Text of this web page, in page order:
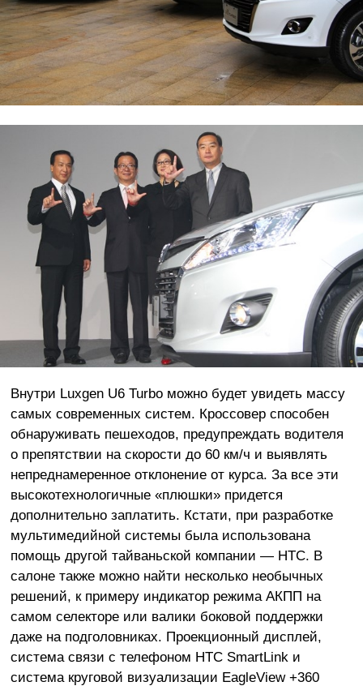
Внутри Luxgen U6 Turbo можно будет увидеть массу
самых современных систем. Кроссовер способен
обнаруживать пешеходов, предупреждать водителя
о препятствии на скорости до 60 км/ч и выявлять
непреднамеренное отклонение от курса. За все эти
высокотехнологичные «плюшки» придется
дополнительно заплатить. Кстати, при разработке
мультимедийной системы была использована
помощь другой тайваньской компании — HTC. В
салоне также можно найти несколько необычных
решений, к примеру индикатор режима АКПП на
самом селекторе или валики боковой поддержки
даже на подголовниках. Проекционный дисплей,
система связи с телефоном HTC SmartLink и
система круговой визуализации EagleView +360